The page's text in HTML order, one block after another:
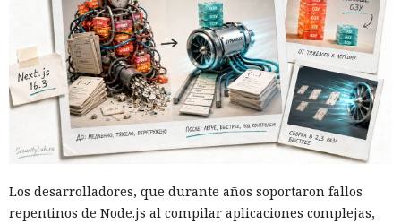
Los desarrolladores, que durante años soportaron fallos
repentinos de Node.js al compilar aplicaciones complejas,